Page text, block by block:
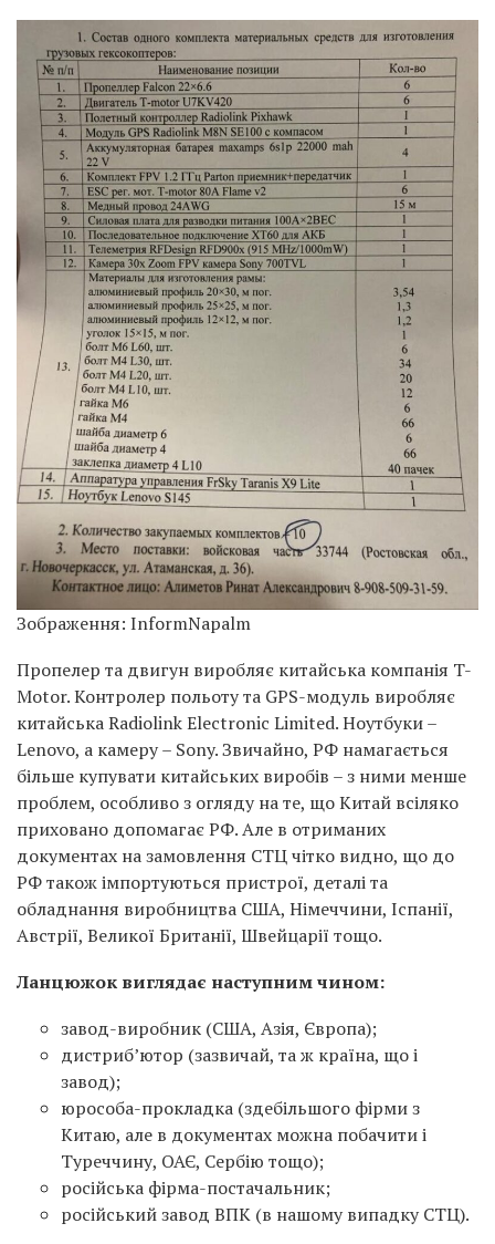
Зображення: InformNapalm
Пропелер та двигун виробляє китайська компанія T-
Motor. Контролер польоту та GPS-модуль виробляє
китайська Radiolink Electronic Limited. Ноутбуки –
Lenovo, а камеру – Sony. Звичайно, РФ намагається
більше купувати китайських виробів – з ними менше
проблем, особливо з огляду на те, що Китай всіляко
приховано допомагає РФ. Але в отриманих
документах на замовлення СТЦ чітко видно, що до
РФ також імпортуються пристрої, деталі та
обладнання виробництва США, Німеччини, Іспанії,
Австрії, Великої Британії, Швейцарії тощо.
Ланцюжок виглядає наступним чином:
завод-виробник (США, Азія, Європа);
дистриб’ютор (зазвичай, та ж країна, що і
завод);
юрособа-прокладка (здебільшого фірми з
Китаю, але в документах можна побачити і
Туреччину, ОАЄ, Сербію тощо);
російська фірма-постачальник;
російський завод ВПК (в нашому випадку СТЦ).